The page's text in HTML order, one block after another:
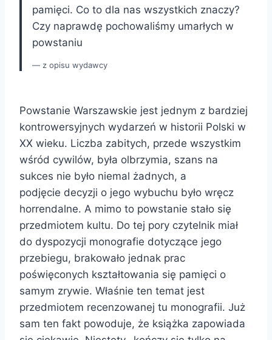
pamięci. Co to dla nas wszystkich znaczy?
Czy naprawdę pochowaliśmy umarłych w
powstaniu
z opisu wydawcy
Powstanie Warszawskie jest jednym z bardziej
kontrowersyjnych wydarzeń w historii Polski w
XX wieku. Liczba zabitych, przede wszystkim
wśród cywilów, była olbrzymia, szans na
sukces nie było niemal żadnych, a
podjęcie decyzji o jego wybuchu było wręcz
horrendalne. A mimo to powstanie stało się
przedmiotem kultu. Do tej pory czytelnik miał
do dyspozycji monografie dotyczące jego
przebiegu, brakowało jednak prac
poświęconych kształtowania się pamięci o
samym zrywie. Właśnie ten temat jest
przedmiotem recenzowanej tu monografii. Już
sam ten fakt powoduje, że książka zapowiada